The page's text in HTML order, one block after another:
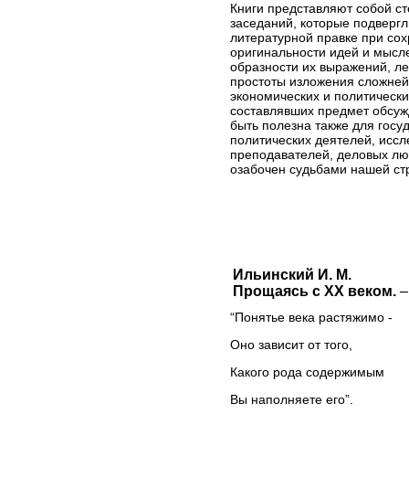
Книги представляют собой
заседаний, которые
литературной правке при
оригинальности идей и
образности их выражений,
простоты изложения
экономических и
составлявших предмет
быть полезна также для
политических деятелей,
преподавателей, деловых
озабочен судьбами нашей
Ильинский И. М.
Прощаясь с XX веком.
“Понятье века растяжимо -
Оно зависит от того,
Какого рода содержимым
Вы наполняете его”.